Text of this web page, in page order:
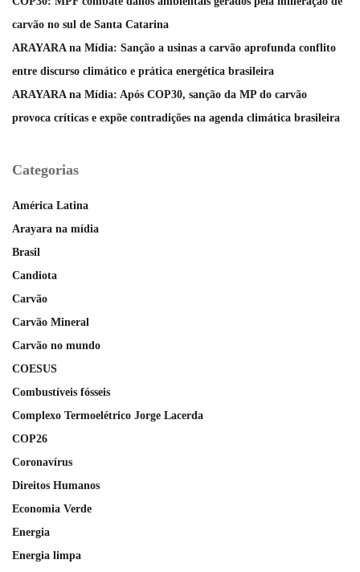
carvão no sul de Santa Catarina
ARAYARA na Mídia: Sanção a usinas a carvão aprofunda conflito
entre discurso climático e prática energética brasileira
ARAYARA na Mídia: Após COP30, sanção da MP do carvão
provoca críticas e expõe contradições na agenda climática brasileira
Categorias
América Latina
Arayara na mídia
Brasil
Candiota
Carvão
Carvão Mineral
Carvão no mundo
COESUS
Combustíveis fósseis
Complexo Termoelétrico Jorge Lacerda
COP26
Coronavírus
Direitos Humanos
Economia Verde
Energia
Energia limpa